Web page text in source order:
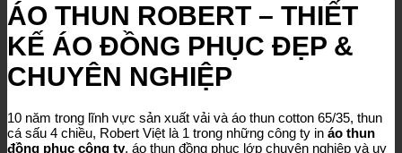
ÁO THUN ROBERT – THIẾT
KẾ ÁO ĐỒNG PHỤC ĐẸP &
CHUYÊN NGHIỆP
10 năm trong lĩnh vực sản xuất vải và áo thun cotton 65/35, thun
cá sấu 4 chiều, Robert Việt là 1 trong những công ty in áo thun
đồng phục công ty, áo thun đồng phục lớp chuyên nghiệp và uy